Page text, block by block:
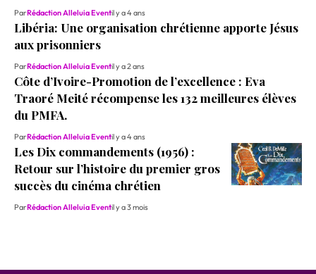
ParRédaction Alleluia Eventil y a 4 ans
Libéria: Une organisation chrétienne apporte Jésus
aux prisonniers
ParRédaction Alleluia Eventil y a 2 ans
Côte d’Ivoire-Promotion de l’excellence : Eva
Traoré Meité récompense les 132 meilleures élèves
du PMFA.
ParRédaction Alleluia Eventil y a 4 ans
Les Dix commandements (1956) :
Retour sur l’histoire du premier gros
succès du cinéma chrétien
ParRédaction Alleluia Eventil y a 3 mois